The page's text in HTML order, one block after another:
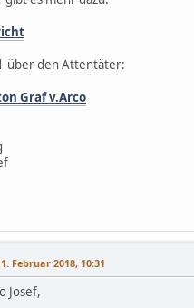
über den Attentäter:
Graf v.Arco
Februar 2018, 10:31
Josef,